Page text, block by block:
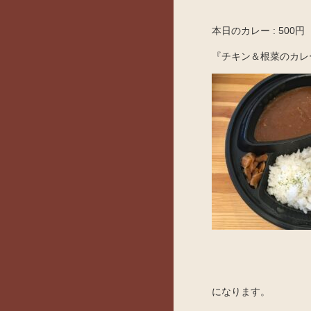
本日のカレー : 500円
『チキン＆根菜のカ
になります。